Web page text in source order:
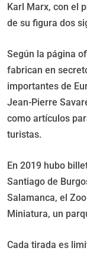
Karl Marx, con el
de su figura dos
Según la página
fabrican en
importantes de
Jean-Pierre
como artículos
turistas.
En 2019 hubo
Santiago de
Salamanca, el
Miniatura, un
Cada tirada es